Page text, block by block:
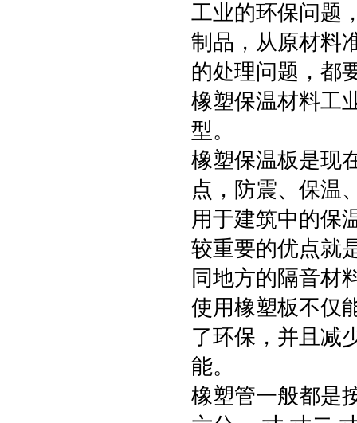
工业的环保问题
制品，从原材料
的处理问题，都
橡塑保温材料工
型。
橡塑保温板是现
点，防震、保温
用于建筑中的保
较重要的优点就
同地方的隔音材
使用橡塑板不仅
了环保，并且减
能。
橡塑管一般都是